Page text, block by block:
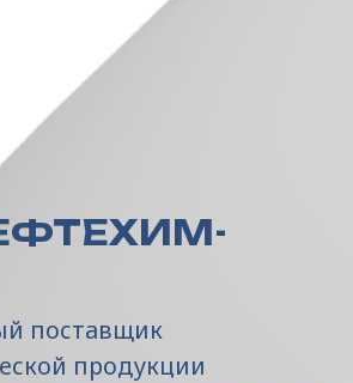
в Российской